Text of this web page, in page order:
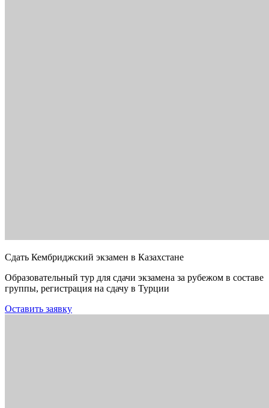
Сдать Кембриджский экзамен в Казахстане
Образовательный тур для сдачи экзамена за рубежом в составе
группы, регистрация на сдачу в Турции
Оставить заявку